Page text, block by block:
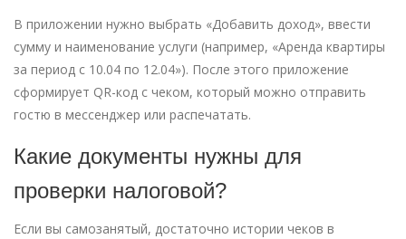
В приложении нужно выбрать «Добавить доход», ввести
сумму и наименование услуги (например, «Аренда квартиры
за период с 10.04 по 12.04»). После этого приложение
сформирует QR-код с чеком, который можно отправить
гостю в мессенджер или распечатать.
Какие документы нужны для
проверки налоговой?
Если вы самозанятый, достаточно истории чеков в